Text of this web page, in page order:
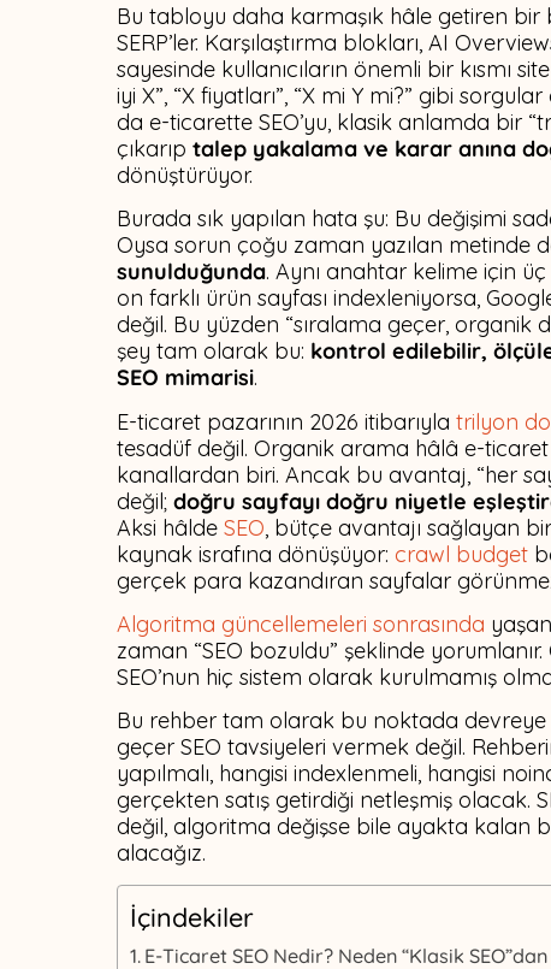
Bu tabloyu daha karmaşık hâle getiren
SERP’ler. Karşılaştırma blokları, AI
sayesinde kullanıcıların önemli bir kısmı
iyi X”, “X fiyatları”, “X mi Y mi?” gibi
da e-ticarette SEO’yu, klasik anlamda bir
çıkarıp talep yakalama ve karar anına
dönüştürüyor.
Burada sık yapılan hata şu: Bu değişimi
Oysa sorun çoğu zaman yazılan metinde
sunulduğunda. Aynı anahtar kelime için
on farklı ürün sayfası indexleniyorsa,
değil. Bu yüzden “sıralama geçer, organik
şey tam olarak bu: kontrol edilebilir,
SEO mimarisi.
E-ticaret pazarının 2026 itibarıyla trilyon
tesadüf değil. Organik arama hâlâ e-ticaret
kanallardan biri. Ancak bu avantaj, “her
değil; doğru sayfayı doğru niyetle
Aksi hâlde SEO , bütçe avantajı sağlayan
kaynak israfına dönüşüyor: crawl budget
gerçek para kazandıran sayfalar
Algoritma güncellemeleri sonrasında
zaman “SEO bozuldu” şeklinde
SEO’nun hiç sistem olarak kurulmamış
Bu rehber tam olarak bu noktada devreye
geçer SEO tavsiyeleri vermek değil.
yapılmalı, hangisi indexlenmeli, hangisi
gerçekten satış getirdiği netleşmiş olacak.
değil, algoritma değişse bile ayakta kalan
alacağız.
İçindekiler
E-Ticaret SEO Nedir? Neden “Klasik SEO”dan